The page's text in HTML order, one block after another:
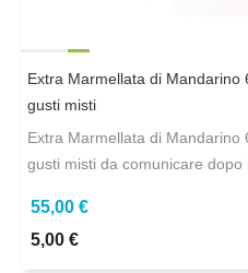
Extra Marmellata di
gusti misti
Extra Marmellata di Mandarino
gusti misti da comunicare dopo
55,00 €
5,00 €